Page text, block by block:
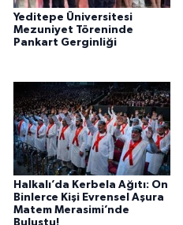
Yeditepe Üniversitesi
Mezuniyet Töreninde
Pankart Gerginliği
Halkalı’da Kerbela Ağıtı: On
Binlerce Kişi Evrensel Aşura
Matem Merasimi’nde